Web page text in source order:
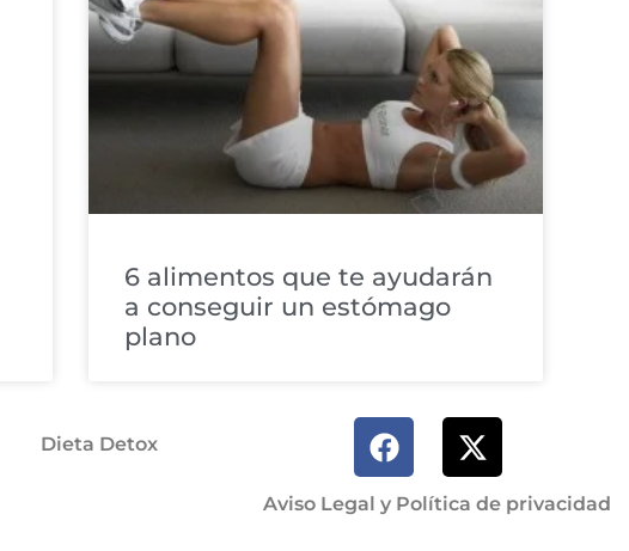
6 alimentos que te ayudarán
a conseguir un estómago
plano
Dieta Detox
Aviso Legal y Política de privacidad